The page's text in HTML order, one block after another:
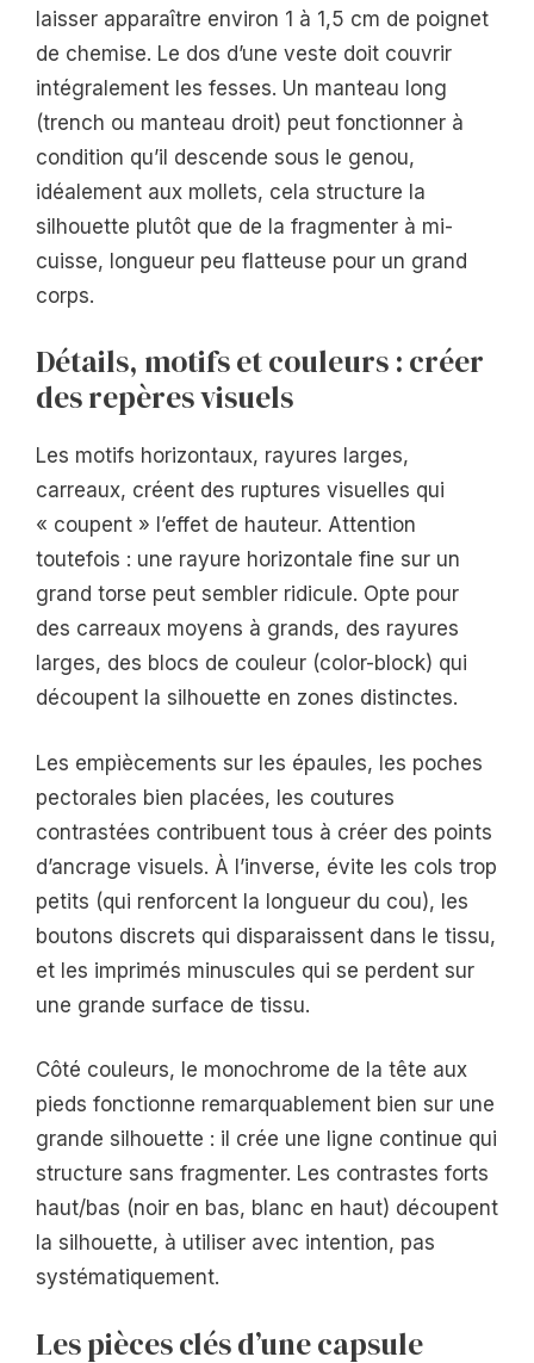
laisser apparaître environ 1 à 1,5 cm de poignet
de chemise. Le dos d’une veste doit couvrir
intégralement les fesses. Un manteau long
(trench ou manteau droit) peut fonctionner à
condition qu’il descende sous le genou,
idéalement aux mollets, cela structure la
silhouette plutôt que de la fragmenter à mi-
cuisse, longueur peu flatteuse pour un grand
corps.
Détails, motifs et couleurs : créer
des repères visuels
Les motifs horizontaux, rayures larges,
carreaux, créent des ruptures visuelles qui
« coupent » l’effet de hauteur. Attention
toutefois : une rayure horizontale fine sur un
grand torse peut sembler ridicule. Opte pour
des carreaux moyens à grands, des rayures
larges, des blocs de couleur (color-block) qui
découpent la silhouette en zones distinctes.
Les empiècements sur les épaules, les poches
pectorales bien placées, les coutures
contrastées contribuent tous à créer des points
d’ancrage visuels. À l’inverse, évite les cols trop
petits (qui renforcent la longueur du cou), les
boutons discrets qui disparaissent dans le tissu,
et les imprimés minuscules qui se perdent sur
une grande surface de tissu.
Côté couleurs, le monochrome de la tête aux
pieds fonctionne remarquablement bien sur une
grande silhouette : il crée une ligne continue qui
structure sans fragmenter. Les contrastes forts
haut/bas (noir en bas, blanc en haut) découpent
la silhouette, à utiliser avec intention, pas
systématiquement.
Les pièces clés d’une capsule